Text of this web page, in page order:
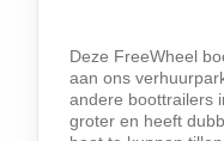
Deze FreeWheel
aan ons
andere boottrailers
groter en heeft